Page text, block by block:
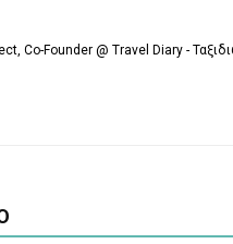
Co-Founder @ Travel Diary -